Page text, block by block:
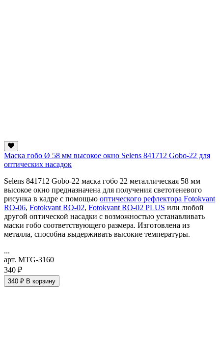
Маска гобо Ø 58 мм высокое окно Selens 841712 Gobo-22 для
оптических насадок
Selens 841712 Gobo-22 маска гобо 22 металлическая 58 мм
высокое окно предназначена для получения светотеневого
рисунка в кадре с помощью оптического рефлектора Fotokvant
RO-06, Fotokvant RO-02, Fotokvant RO-02 PLUS или любой
другой оптической насадки с возможностью устанавливать
маски гобо соответствующего размера. Изготовлена из
металла, способна выдерживать высокие температуры.
...
арт. MTG-3160
340 ₽
340 ₽ В корзину